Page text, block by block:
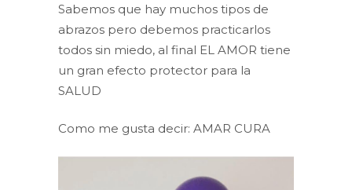
Sabemos que hay muchos tipos de
abrazos pero debemos practicarlos
todos sin miedo, al final EL AMOR tiene
un gran efecto protector para la
SALUD
Como me gusta decir: AMAR CURA